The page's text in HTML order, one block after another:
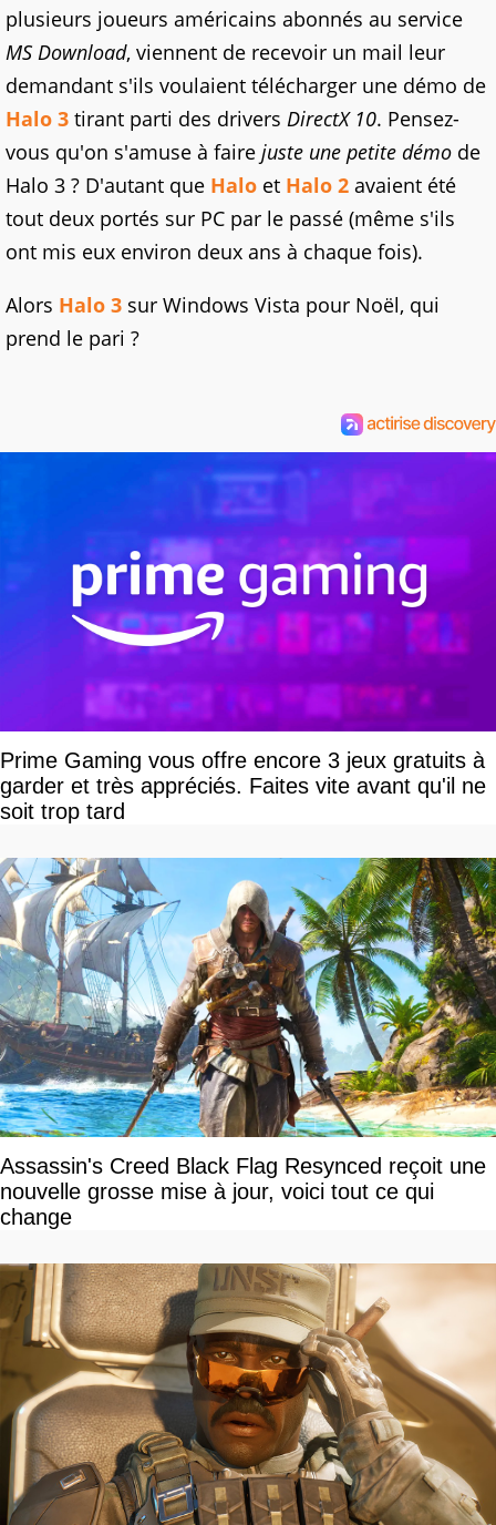
plusieurs joueurs américains abonnés au service
MS Download, viennent de recevoir un mail leur
demandant s'ils voulaient télécharger une démo de
Halo 3 tirant parti des drivers DirectX 10. Pensez-
vous qu'on s'amuse à faire juste une petite démo de
Halo 3 ? D'autant que Halo et Halo 2 avaient été
tout deux portés sur PC par le passé (même s'ils
ont mis eux environ deux ans à chaque fois).
Alors Halo 3 sur Windows Vista pour Noël, qui
prend le pari ?
Prime Gaming vous offre encore 3 jeux gratuits à
garder et très appréciés. Faites vite avant qu'il ne
soit trop tard
Assassin's Creed Black Flag Resynced reçoit une
nouvelle grosse mise à jour, voici tout ce qui
change